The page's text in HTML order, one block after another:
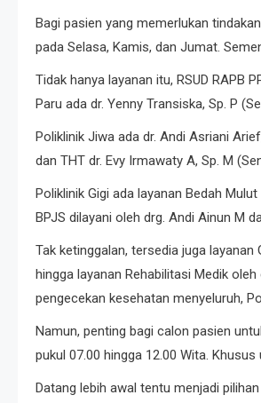
Bagi pasien yang memerlukan
pada Selasa, Kamis, dan Jumat.
Tidak hanya layanan itu, RSUD RAPB
Paru ada dr. Yenny Transiska, Sp. P
Poliklinik Jiwa ada dr. Andi Asriani
dan THT dr. Evy Irmawaty A, Sp. M
Poliklinik Gigi ada layanan Bedah
BPJS dilayani oleh drg. Andi Ainun M
Tak ketinggalan, tersedia juga
hingga layanan Rehabilitasi Medik
pengecekan kesehatan menyeluruh,
Namun, penting bagi calon pasien
pukul 07.00 hingga 12.00 Wita.
Datang lebih awal tentu menjadi